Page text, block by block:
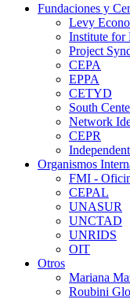
Fundaciones y
Levy
Institute for
Project
CEPA
EPPA
CETYD
South
Network
CEPR
Organismos
FMI -
CEPAL
UNASUR
UNCTAD
UNRIDS
OIT
Otros
Mariana
Roubini